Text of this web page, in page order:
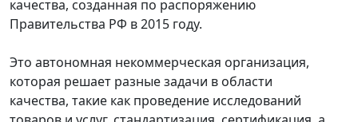
качества, созданная по распоряжению
Правительства РФ в 2015 году.
Это автономная некоммерческая организация,
которая решает разные задачи в области
качества, такие как проведение исследований